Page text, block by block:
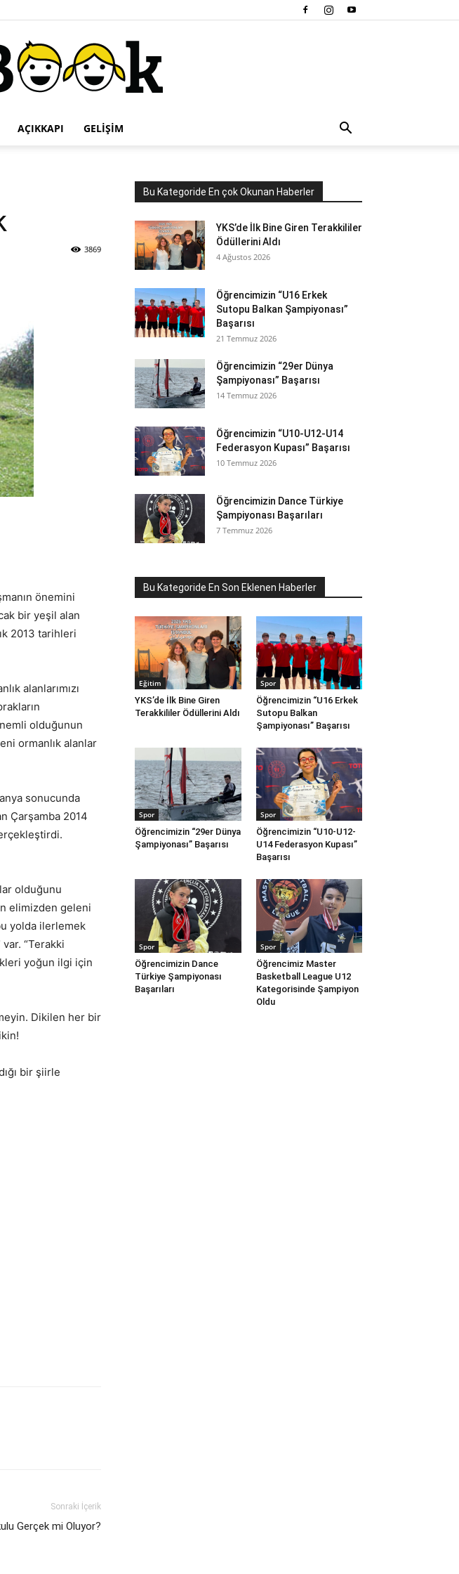
AÇIKKAPI GELIŞIM
3869
önemini
bir yeşil alan
2013 tarihleri
alanlarımızı
olduğunun
ormanlık alanlar
sonucunda
Çarşamba 2014
olduğunu
elimizden geleni
yolda ilerlemek
“Terakki
yoğun ilgi için
Dikilen her bir
bir şiirle
Sonraki İçerik
Gerçek mi Oluyor?
Bu Kategoride En çok Okunan Haberler
YKS’de İlk Bine Giren Terakkililer
Ödüllerini Aldı
4 Ağustos 2026
Öğrencimizin “U16 Erkek
Sutopu Balkan Şampiyonası”
Başarısı
21 Temmuz 2026
Öğrencimizin “29er Dünya
Şampiyonası” Başarısı
14 Temmuz 2026
Öğrencimizin “U10-U12-U14
Federasyon Kupası” Başarısı
10 Temmuz 2026
Öğrencimizin Dance Türkiye
Şampiyonası Başarıları
7 Temmuz 2026
Bu Kategoride En Son Eklenen Haberler
Eğitim
YKS’de İlk Bine Giren
Terakkililer Ödüllerini Aldı
Spor
Öğrencimizin “U16 Erkek
Sutopu Balkan
Şampiyonası” Başarısı
Spor
Öğrencimizin “29er Dünya
Şampiyonası” Başarısı
Spor
Öğrencimizin “U10-U12-
U14 Federasyon Kupası”
Başarısı
Spor
Öğrencimizin Dance
Türkiye Şampiyonası
Başarıları
Spor
Öğrencimiz Master
Basketball League U12
Kategorisinde Şampiyon
Oldu